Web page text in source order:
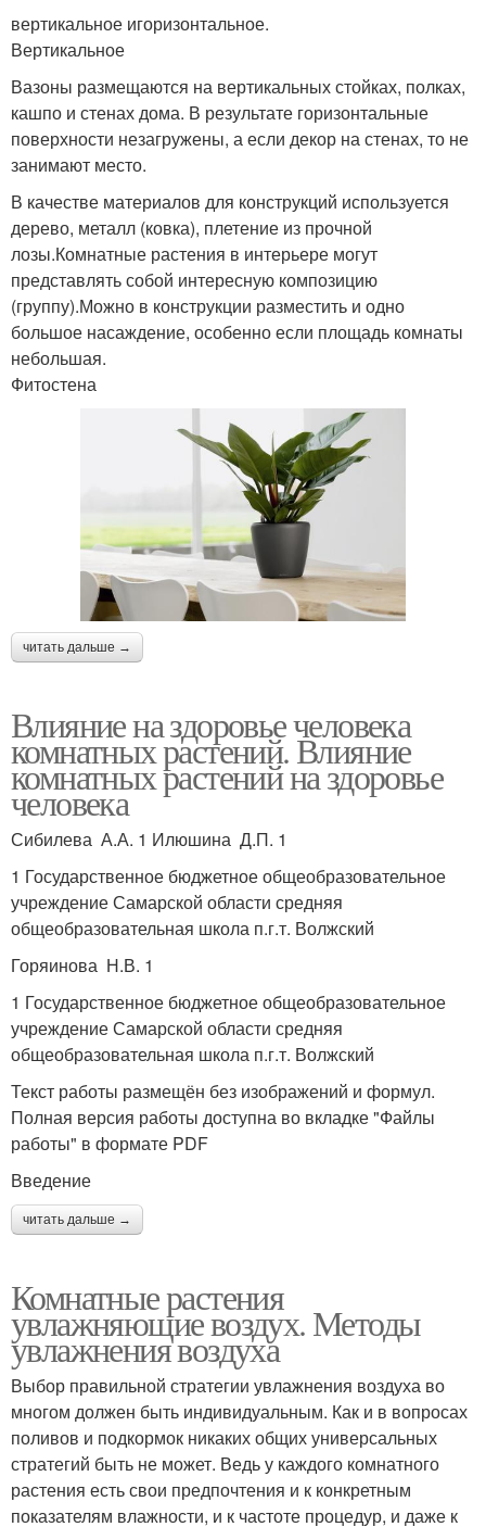
вертикальное игоризонтальное.
Вертикальное
Вазоны размещаются на вертикальных стойках, полках,
кашпо и стенах дома. В результате горизонтальные
поверхности незагружены, а если декор на стенах, то не
занимают место.
В качестве материалов для конструкций используется
дерево, металл (ковка), плетение из прочной
лозы.Комнатные растения в интерьере могут
представлять собой интересную композицию
(группу).Можно в конструкции разместить и одно
большое насаждение, особенно если площадь комнаты
небольшая.
Фитостена
читать дальше →
Влияние на здоровье человека
комнатных растений. Влияние
комнатных растений на здоровье
человека
Сибилева А.А. 1 Илюшина Д.П. 1
1 Государственное бюджетное общеобразовательное
учреждение Самарской области средняя
общеобразовательная школа п.г.т. Волжский
Горяинова Н.В. 1
1 Государственное бюджетное общеобразовательное
учреждение Самарской области средняя
общеобразовательная школа п.г.т. Волжский
Текст работы размещён без изображений и формул.
Полная версия работы доступна во вкладке "Файлы
работы" в формате PDF
Введение
читать дальше →
Комнатные растения
увлажняющие воздух. Методы
увлажнения воздуха
Выбор правильной стратегии увлажнения воздуха во
многом должен быть индивидуальным. Как и в вопросах
поливов и подкормок никаких общих универсальных
стратегий быть не может. Ведь у каждого комнатного
растения есть свои предпочтения и к конкретным
показателям влажности, и к частоте процедур, и даже к